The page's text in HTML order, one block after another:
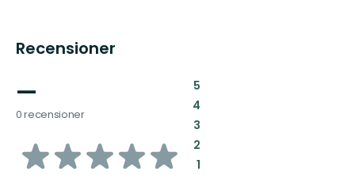
Recensioner
—
0 recensioner
av
5:
4:
3:
2:
1: